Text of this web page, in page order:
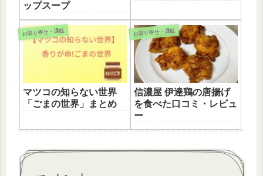
ップスープ
お取り寄せ・通販
マツコの知らない世界
「ごまの世界」まとめ
お取り寄せ・通販
信濃屋 伊達鶏の唐揚げ
を食べた口コミ・レビュ
ー